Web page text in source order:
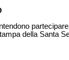
della Santa